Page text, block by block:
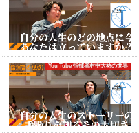
You Tube 指揮者村中大祐の世界